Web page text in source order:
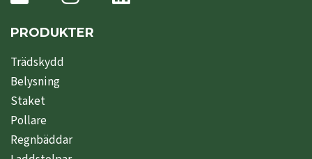
PRODUKTER
Trädskydd
Belysning
Staket
Pollare
Regnbäddar